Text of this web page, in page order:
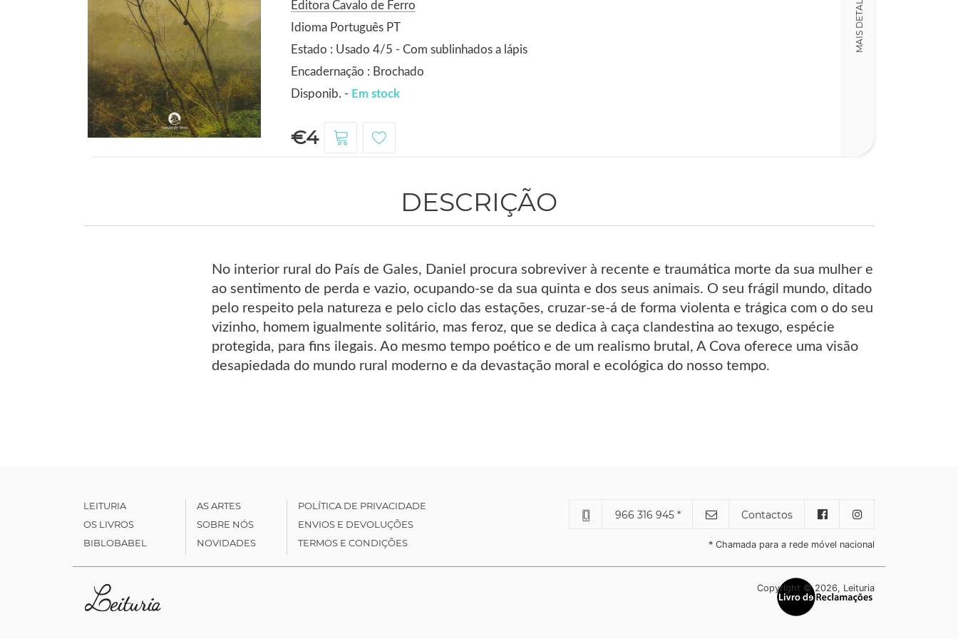
Editora Cavalo de Ferro
Idioma Português PT
Estado : Usado 4/5 - Com sublinhados a lápis
Encadernação : Brochado
Disponib. - Em stock
€4
MAIS DETALHES
DESCRIÇÃO
No interior rural do País de Gales, Daniel procura sobreviver à recente e traumática morte da sua mulher e
ao sentimento de perda e vazio, ocupando-se da sua quinta e dos seus animais. O seu frágil mundo, ditado
pelo respeito pela natureza e pelo ciclo das estações, cruzar-se-á de forma violenta e trágica com o do seu
vizinho, homem igualmente solitário, mas feroz, que se dedica à caça clandestina ao texugo, espécie
protegida, para fins ilegais. Ao mesmo tempo poético e de um realismo brutal, A Cova oferece uma visão
desapiedada do mundo rural moderno e da devastação moral e ecológica do nosso tempo.
LEITURIA
OS LIVROS
BIBLOBABEL
AS ARTES
SOBRE NÓS
NOVIDADES
POLÍTICA DE PRIVACIDADE
ENVIOS E DEVOLUÇÕES
TERMOS E CONDIÇÕES
966 316 945 * Contactos
* Chamada para a rede móvel nacional
Copyright © 2026, Leituria